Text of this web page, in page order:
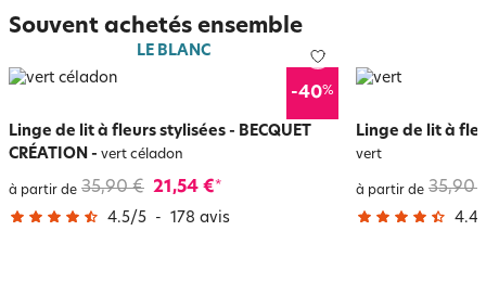
Souvent achetés ensemble
LE BLANC
-40%
Linge de lit à fleurs stylisées - BECQUET
CRÉATION - vert céladon
à partir de 35,90 € 21,54 €*
4.5/5 - 178 avis
Linge de lit à
vert
à partir de 35,90
4.4